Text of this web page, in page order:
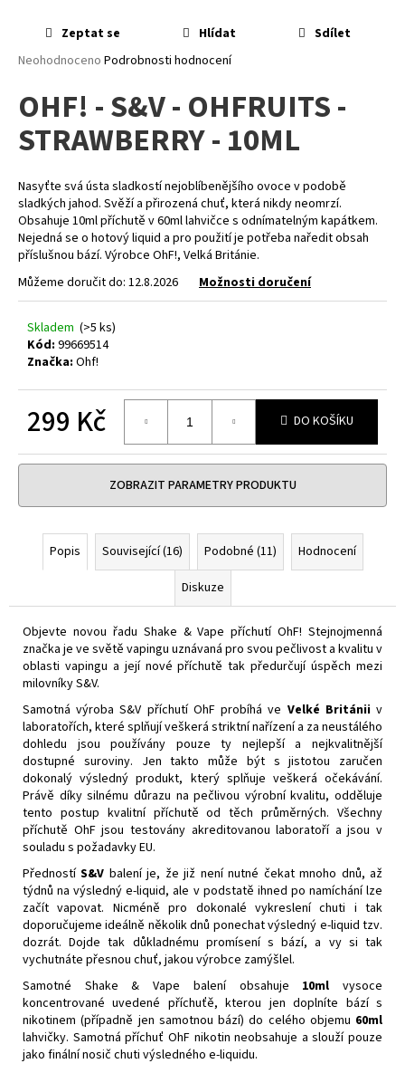
Průměrné
produktu
je
0,0
z
hvězdiček.
Neohodnoceno Podrobnosti hodnocení
OHF! - S&V - OHFRUITS -
STRAWBERRY - 10ML
Nasyťte svá ústa sladkostí nejoblíbenějšího ovoce v podobě
sladkých jahod. Svěží a přirozená chuť, která nikdy neomrzí.
Obsahuje 10ml příchutě v 60ml lahvičce s odnímatelným kapátkem.
Nejedná se o hotový liquid a pro použití je potřeba naředit obsah
příslušnou bází. Výrobce OhF!, Velká Británie.
Můžeme doručit do: 12.8.2026 Možnosti doručení
Skladem (>5 ks)
Kód: 99669514
Značka: Ohf!
299 Kč
cena:
DO KOŠÍKU
ZOBRAZIT PARAMETRY PRODUKTU
Zeptat se Hlídat Sdílet
Popis Související (16) Podobné (11)
Hodnocení
Diskuze
Objevte novou řadu Shake & Vape příchutí OhF! Stejnojmenná
značka je ve světě vapingu uznávaná pro svou pečlivost a kvalitu v
oblasti vapingu a její nové příchutě tak předurčují úspěch mezi
milovníky S&V.
Samotná výroba S&V příchutí OhF probíhá ve Velké Britániiv
laboratořích, které splňují veškerá striktní nařízení a za neustálého
dohledu jsou používány pouze ty nejlepší a nejkvalitnější
dostupné suroviny. Jen takto může být s jistotou zaručen
dokonalý výsledný produkt, který splňuje veškerá očekávání.
Právě díky silnému důrazu na pečlivou výrobní kvalitu, odděluje
tento postup kvalitní příchutě od těch průměrných. Všechny
příchutě OhF jsou testovány akreditovanou laboratoří a jsou v
souladu s požadavky EU.
PřednostíS&V balení je, že již není nutné čekat mnoho dnů, až
týdnů na výsledný e-liquid, ale v podstatě ihned po namíchání lze
začít vapovat. Nicméně pro dokonalé vykreslení chuti i tak
doporučujeme ideálně několik dnů ponechat výsledný e-liquid tzv.
dozrát. Dojde tak důkladnému promísení s bází, a vy si tak
vychutnáte přesnou chuť, jakou výrobce zamýšlel.
Samotné Shake & Vape balení obsahuje 10ml vysoce
koncentrované uvedené příchuťě, kterou jen doplníte bází s
nikotinem (případně jen samotnou bází) do celého objemu 60ml
lahvičky. Samotná příchuť OhF nikotin neobsahuje a slouží pouze
jako finální nosič chuti výsledného e-liquidu.
í
t
?
HLEDAT
D
o
p
o
u
j
e
e
DEKANG
DESERT
10ML
3MG
159
Kč
Původně:
195
Kč